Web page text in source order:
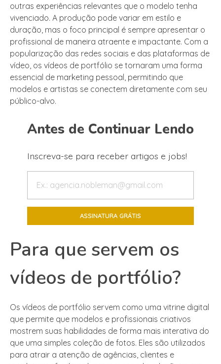
outras experiências relevantes que o modelo tenha
vivenciado. A produção pode variar em estilo e
duração, mas o foco principal é sempre apresentar o
profissional de maneira atraente e impactante. Com a
popularização das redes sociais e das plataformas de
vídeo, os vídeos de portfólio se tornaram uma forma
essencial de marketing pessoal, permitindo que
modelos e artistas se conectem diretamente com seu
público-alvo.
Antes de Continuar Lendo
Inscreva-se para receber artigos e jobs!
Para que servem os
vídeos de portfólio?
Os vídeos de portfólio servem como uma vitrine digital
que permite que modelos e profissionais criativos
mostrem suas habilidades de forma mais interativa do
que uma simples coleção de fotos. Eles são utilizados
para atrair a atenção de agências, clientes e